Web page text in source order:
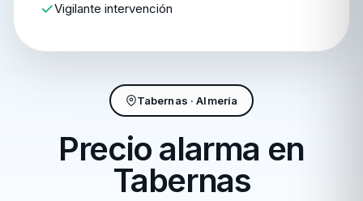
Tabernas · Almería
Precio alarma en
Tabernas
Vigilante intervención